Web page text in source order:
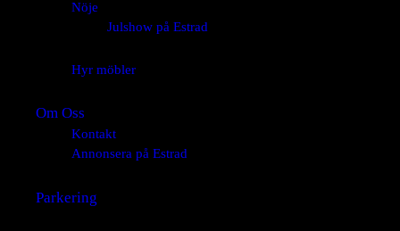
Nöje
Julshow på Estrad
Hyr möbler
Om Oss
Kontakt
Annonsera på Estrad
Parkering